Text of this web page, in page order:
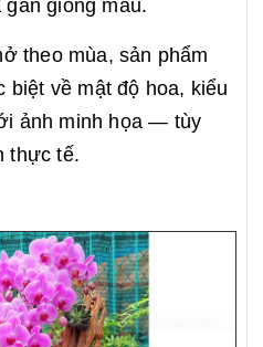
giống mẫu.
theo mùa, sản phẩm
biệt về mật độ hoa, kiểu
ảnh minh họa — tùy
thực tế.